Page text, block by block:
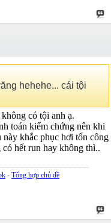
hehehe... cái tội
có tội anh ạ.
toán kiểm chứng nên khi
khắc phục hơi tốn công
hết run hay không thì..
- Tổng hợp chủ đề